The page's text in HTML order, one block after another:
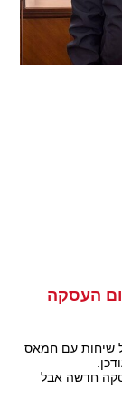
העסקה
שיחות עם חמאס
חדשה אבל